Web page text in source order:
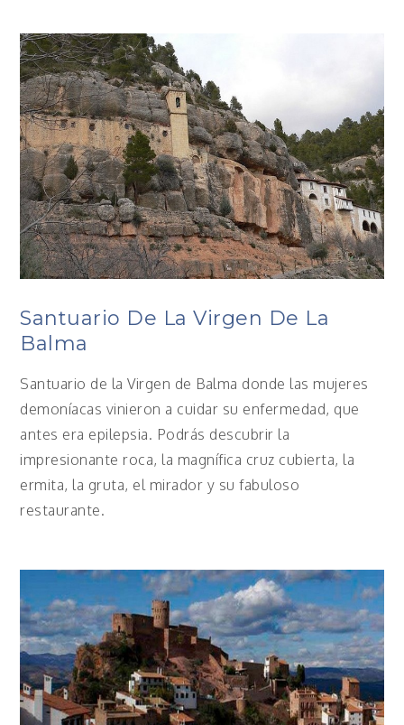
Santuario De La Virgen De La
Balma
Santuario de la Virgen de Balma donde las mujeres
demoníacas vinieron a cuidar su enfermedad, que
antes era epilepsia. Podrás descubrir la
impresionante roca, la magnífica cruz cubierta, la
ermita, la gruta, el mirador y su fabuloso
restaurante.